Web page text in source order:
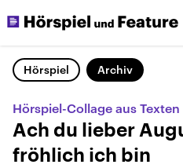
Hörspiel Archiv
Hörspiel-Collage aus
Ach du lieber
fröhlich ich bin